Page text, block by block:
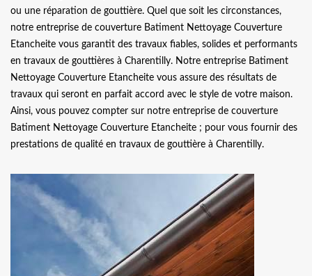
ou une réparation de gouttière. Quel que soit les circonstances,
notre entreprise de couverture Batiment Nettoyage Couverture
Etancheite vous garantit des travaux fiables, solides et performants
en travaux de gouttières à Charentilly. Notre entreprise Batiment
Nettoyage Couverture Etancheite vous assure des résultats de
travaux qui seront en parfait accord avec le style de votre maison.
Ainsi, vous pouvez compter sur notre entreprise de couverture
Batiment Nettoyage Couverture Etancheite ; pour vous fournir des
prestations de qualité en travaux de gouttière à Charentilly.